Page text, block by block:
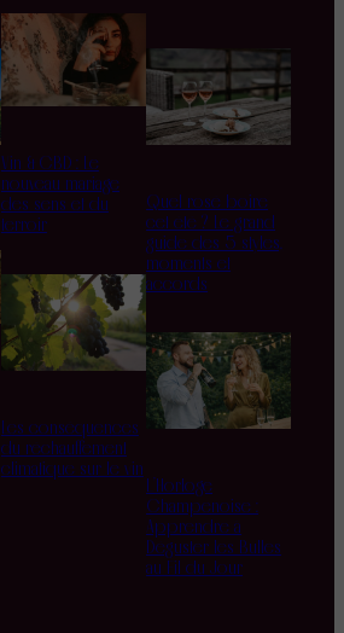
Vin & CBD : Le
nouveau mariage
des sens et du
terroir
Les conséquences
du réchauffement
climatique sur le vin
Quel rosé boire
cet été ? Le grand
guide des 5 styles,
moments et
accords
L’Horloge
Champenoise :
Apprendre à
Déguster les Bulles
au Fil du Jour